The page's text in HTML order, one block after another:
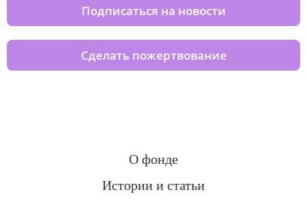
Подписаться на новости
Сделать пожертвование
О фонде
Истории и статьи